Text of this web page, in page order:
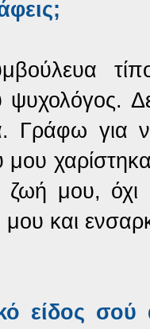
ψυχολόγος.
Γράφω για
μου
μου, όχι
μου και
είδος σού